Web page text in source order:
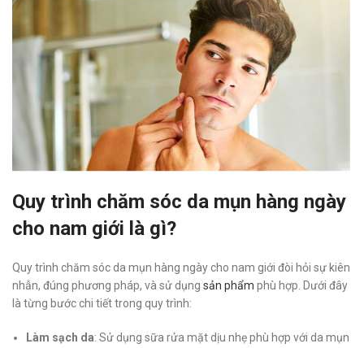
Quy trình chăm sóc da mụn hàng ngày
cho nam giới là gì?
Quy trình chăm sóc da mụn hàng ngày cho nam giới đòi hỏi sự kiên
nhẫn, đúng phương pháp, và sử dụng sản phẩm phù hợp. Dưới đây
là từng bước chi tiết trong quy trình:
Làm sạch da: Sử dụng sữa rửa mặt dịu nhẹ phù hợp với da mụn